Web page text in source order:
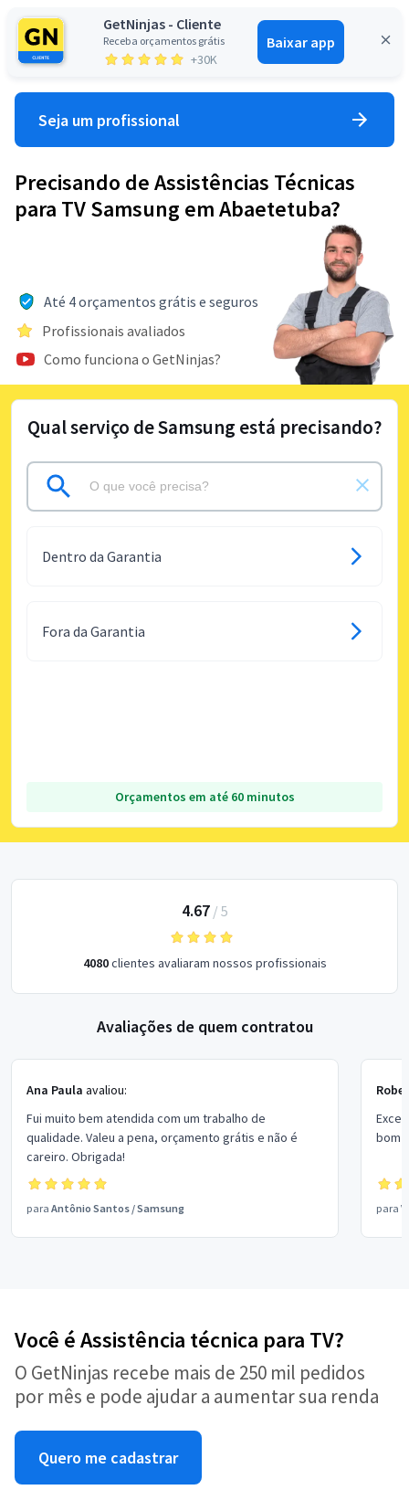
GetNinjas - Cliente
Receba orçamentos grátis
+30K
Baixar app
Entrar
Seja um profissional
Precisando de Assistências Técnicas
para TV Samsung em Abaetetuba?
Até 4 orçamentos grátis e seguros
Profissionais avaliados
Como funciona o GetNinjas?
Qual serviço de Samsung está precisando?
Dentro da Garantia
Fora da Garantia
Orçamentos em até 60 minutos
4.67/ 5
4080clientes avaliaram nossos profissionais
Avaliações de quem contratou
Ana Paula avaliou:
Fui muito bem atendida com um trabalho de
qualidade. Valeu a pena, orçamento grátis e não é
careiro. Obrigada!
para Antônio Santos /Samsung
bom
para
Você é Assistência técnica para TV?
O GetNinjas recebe mais de 250 mil pedidos
por mês e pode ajudar a aumentar sua renda
Quero me cadastrar